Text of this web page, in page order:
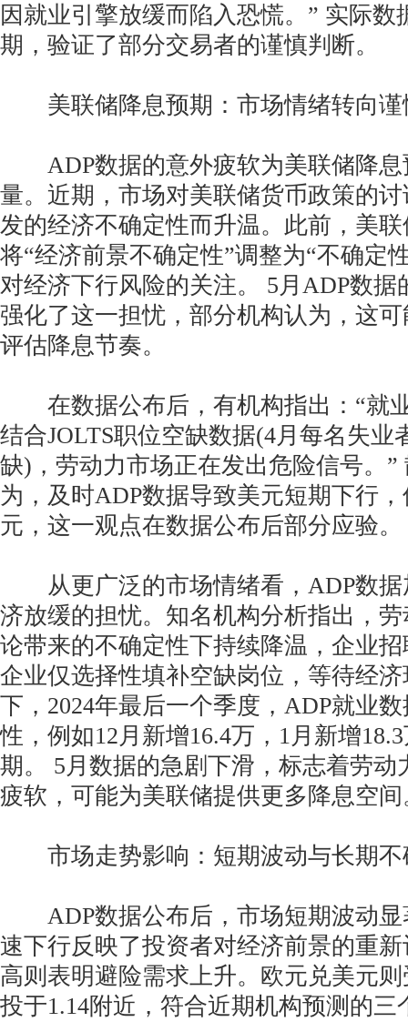
因就业引擎放缓而陷入恐慌。” 实际数
期，验证了部分交易者的谨慎判断。
美联储降息预期：市场情绪转向谨
ADP数据的意外疲软为美联储降息
量。近期，市场对美联储货币政策的
发的经济不确定性而升温。此前，美
将“经济前景不确定性”调整为“不确定
对经济下行风险的关注。 5月ADP数据
强化了这一担忧，部分机构认为，这
评估降息节奏。
在数据公布后，有机构指出：“就
结合JOLTS职位空缺数据(4月每名失业
缺)，劳动力市场正在发出危险信号。”
为，及时ADP数据导致美元短期下行
元，这一观点在数据公布后部分应验。
从更广泛的市场情绪看，ADP数据
济放缓的担忧。知名机构分析指出，
论带来的不确定性下持续降温，企业
企业仅选择性填补空缺岗位，等待经
下，2024年最后一个季度，ADP就业
性，例如12月新增16.4万，1月新增
期。 5月数据的急剧下滑，标志着劳动
疲软，可能为美联储提供更多降息空间
市场走势影响：短期波动与长期不
ADP数据公布后，市场短期波动显
速下行反映了投资者对经济前景的重
高则表明避险需求上升。欧元兑美元
投于1.14附近，符合近期机构预测的三